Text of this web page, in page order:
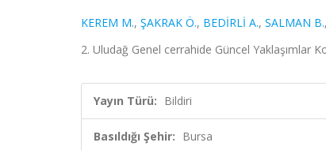
KEREM M., ŞAKRAK Ö., BEDİRLİ A., SALMAN B.,
2. Uludağ Genel cerrahide Güncel Yaklaşımlar
Yayın Türü: Bildiri
Basıldığı Şehir: Bursa